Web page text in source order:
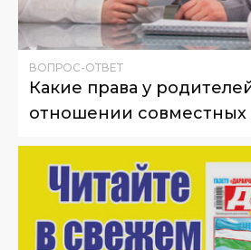
ВОПРОС-ОТВЕТ
Какие права у
отношении совместных